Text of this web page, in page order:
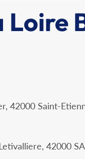
42000 Saint-
42000